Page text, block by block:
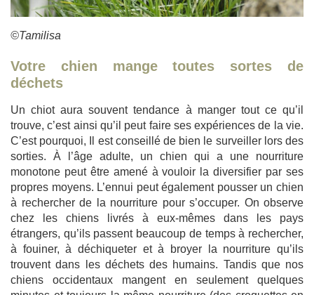
©Tamilisa
Votre chien mange toutes sortes de
déchets
Un chiot aura souvent tendance à manger tout ce qu’il
trouve, c’est ainsi qu’il peut faire ses expériences de la vie.
C’est pourquoi, Il est conseillé de bien le surveiller lors des
sorties. À l’âge adulte, un chien qui a une nourriture
monotone peut être amené à vouloir la diversifier par ses
propres moyens. L’ennui peut également pousser un chien
à rechercher de la nourriture pour s’occuper. On observe
chez les chiens livrés à eux-mêmes dans les pays
étrangers, qu’ils passent beaucoup de temps à rechercher,
à fouiner, à déchiqueter et à broyer la nourriture qu’ils
trouvent dans les déchets des humains. Tandis que nos
chiens occidentaux mangent en seulement quelques